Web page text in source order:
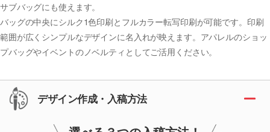
サブバッグにも使えます。
バッグの中央にシルク1色印刷とフルカラー転写印刷が可能です。印刷
範囲が広くシンプルなデザインに名入れが映えます。アパレルのショッ
プバッグやイベントのノベルティとしてご活用ください。
デザイン作成・入稿方法